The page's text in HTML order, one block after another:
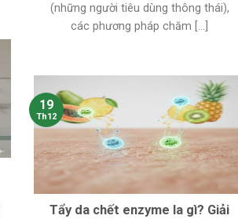
(những người tiêu dùng thông thái),
các phương pháp chăm [...]
Tẩy da chết enzyme la gì? Giải
19
Th12